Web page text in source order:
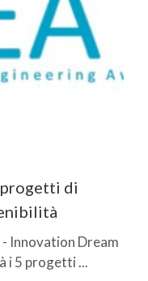
di
Innovation Dream
i 5 progetti ...